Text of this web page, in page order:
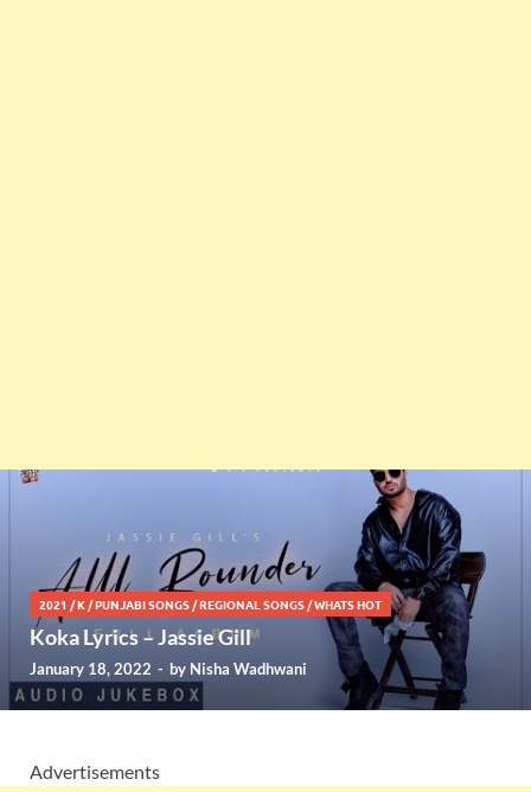
2021 /K /PUNJABI SONGS /REGIONAL SONGS /WHATS HOT
Koka Lyrics – Jassie Gill
January 18, 2022 - by Nisha Wadhwani
Advertisements